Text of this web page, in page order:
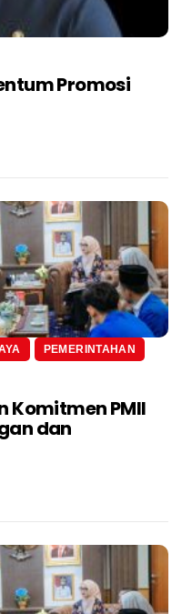
Promosi
PEMERINTAHAN
Komitmen PMII
dan